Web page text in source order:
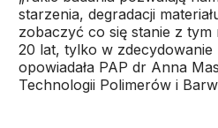
starzenia, degradacji
zobaczyć co się stanie z tym
20 lat, tylko w zdecydowanie
opowiadała PAP dr Anna
Technologii Polimerów i